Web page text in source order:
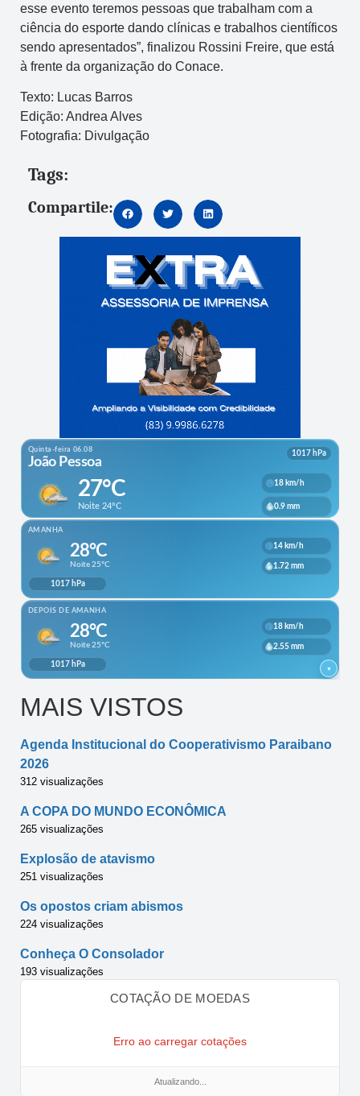
esse evento teremos pessoas que trabalham com a
ciência do esporte dando clínicas e trabalhos científicos
sendo apresentados”, finalizou Rossini Freire, que está
à frente da organização do Conace.
Texto: Lucas Barros
Edição: Andrea Alves
Fotografia: Divulgação
Tags:
Compartile:
MAIS VISTOS
Agenda Institucional do Cooperativismo Paraibano
2026
312 visualizações
A COPA DO MUNDO ECONÔMICA
265 visualizações
Explosão de atavismo
251 visualizações
Os opostos criam abismos
224 visualizações
Conheça O Consolador
193 visualizações
COTAÇÃO DE MOEDAS
Erro ao carregar cotações
Atualizando...